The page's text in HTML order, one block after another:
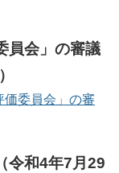
員会」の審議
価委員会」の審
令和4年7月29